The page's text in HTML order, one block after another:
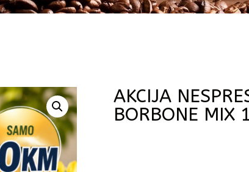
AKCIJA
BORBONE MIX